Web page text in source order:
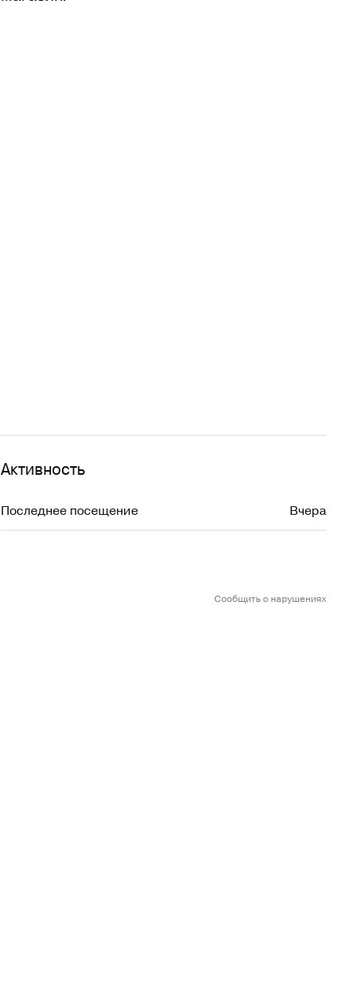
Активность
Последнее посещение Вчера
Сообщить о нарушениях